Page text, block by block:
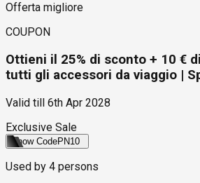
Offerta migliore
COUPON
Ottieni il 25% di sconto + 10 €
tutti gli accessori da viaggio |
Valid till 6th Apr 2028
Exclusive Sale
Show CodePN10
Used by 4 persons